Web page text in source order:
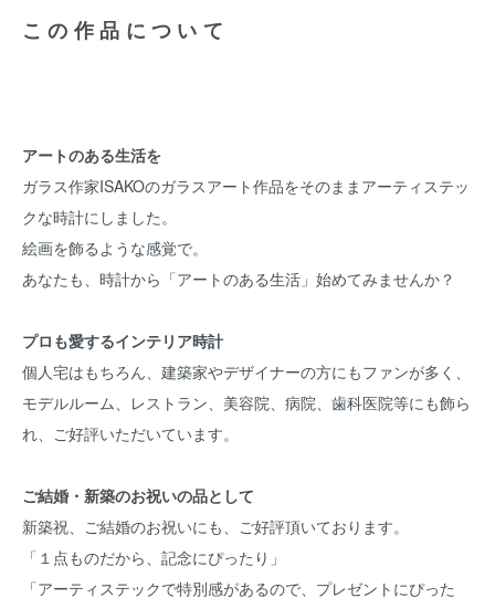
この作品について
アートのある生活を
ガラス作家ISAKOのガラスアート作品をそのままアーティステッ
クな時計にしました。
絵画を飾るような感覚で。
あなたも、時計から「アートのある生活」始めてみませんか？
プロも愛するインテリア時計
個人宅はもちろん、建築家やデザイナーの方にもファンが多く、
モデルルーム、レストラン、美容院、病院、歯科医院等にも飾ら
れ、ご好評いただいています。
ご結婚・新築のお祝いの品として
新築祝、ご結婚のお祝いにも、ご好評頂いております。
「１点ものだから、記念にぴったり」
「アーティステックで特別感があるので、プレゼントにぴった